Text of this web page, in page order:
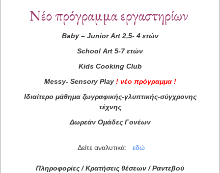
Νέο πρόγραμμα εργαστηρίων
Baby– Junior Art2,5- 4 ετών
School Art 5-7 ετών
Kids Cooking Club
Messy- Sensory Play ! νέο πρόγραμμα !
Ιδιαίτερο μάθημα ζωγραφικής-γλυπτικής-σύγχρονης
τέχνης
Δωρεάν Ομάδες Γονέων
Δείτε αναλυτικά: εδώ
Πληροφορίες / Κρατήσεις θέσεων / Ραντεβού